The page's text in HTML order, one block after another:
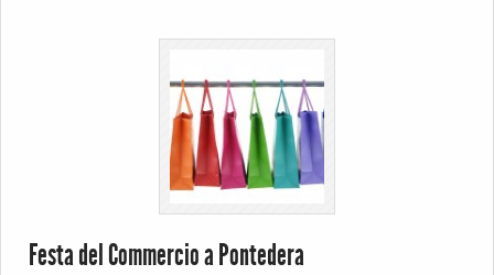
Festa del Commercio a Pontedera